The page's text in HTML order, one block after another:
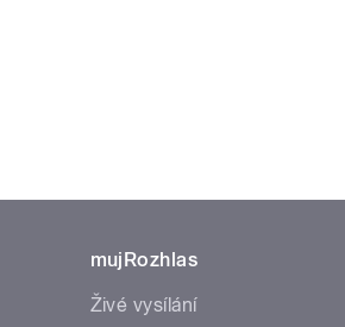
mujRozhlas
Živé vysílání